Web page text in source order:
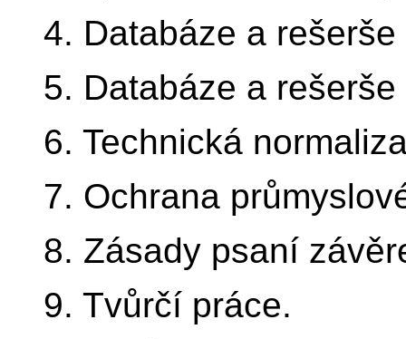
4. Databáze a rešerše
5. Databáze a rešerše
6. Technická
7. Ochrana
8. Zásady psaní
9. Tvůrčí práce.